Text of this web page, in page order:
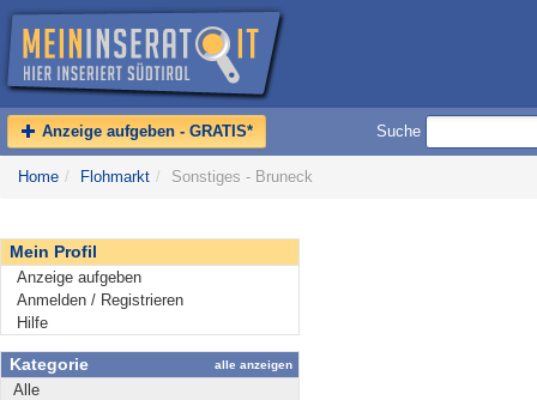
Anzeige aufgeben - GRATIS* Suche
Home / Flohmarkt / Sonstiges - Bruneck
Mein Profil
Anzeige aufgeben
Anmelden / Registrieren
Hilfe
Kategorie alle anzeigen
Alle